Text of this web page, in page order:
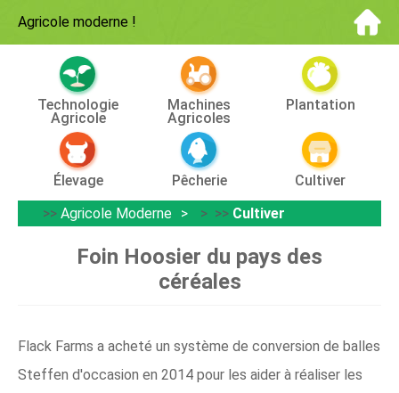
Agricole moderne !
Technologie
Agricole
Machines
Agricoles
Plantation
Élevage Pêcherie
Cultiver
>> Agricole Moderne > >> Cultiver
Foin Hoosier du pays des
céréales
Flack Farms a acheté un système de conversion de balles
Steffen d'occasion en 2014 pour les aider à réaliser les